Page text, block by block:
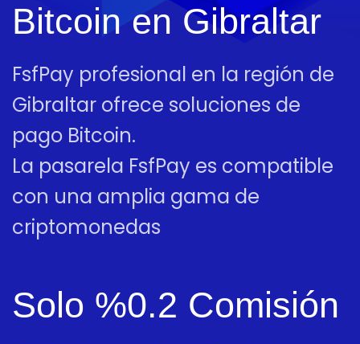
Bitcoin en Gibraltar
FsfPay profesional en la región de
Gibraltar ofrece soluciones de
pago Bitcoin.
La pasarela FsfPay es compatible
con una amplia gama de
criptomonedas
Solo %0.2 Comisión